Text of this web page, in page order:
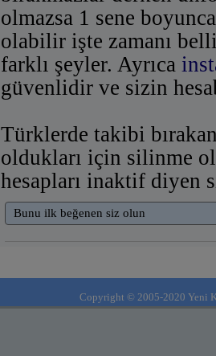
olmazsa 1 sene
olabilir işte zamanı
farklı şeyler. Ayrıca
güvenlidir ve sizin
Türklerde takibi
oldukları için silinme
hesapları inaktif diyen
Bunu ilk beğenen siz olun
Copyright © 2005-2020 Yeni